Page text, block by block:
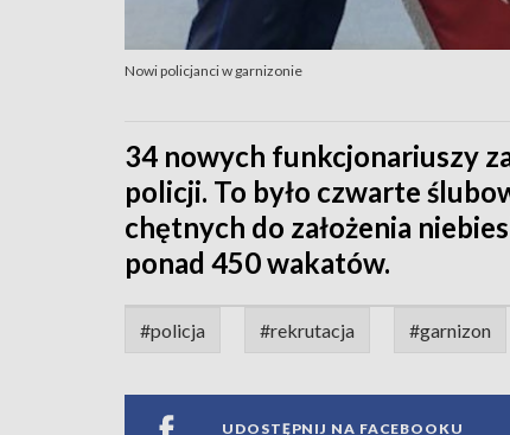
Nowi policjanci w garnizonie
34 nowych funkcjonariuszy
policji. To było czwarte
chętnych do założenia
ponad 450 wakatów.
#policja #rekrutacja #garnizon
UDOSTĘPNIJ NA FACEBOOKU